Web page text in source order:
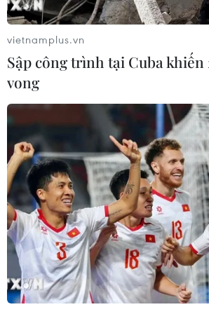
golf của Tổng thống Trump
05/08/2026 06:57
Mỹ cấm xuất khẩu vật liệu pin tái
và phế liệu vonfram trong một
05/08/2026 06:53
Brazil hạ cấp quan hệ với
căng thẳng ngoại giao với Mỹ
05/08/2026 03:55
Mỹ dự chi thêm 1,4 tỷ USD cho hoạt
động của Vệ binh Quốc gia
vietnamplus.vn
Sập công trình tại Cuba khiến
vong